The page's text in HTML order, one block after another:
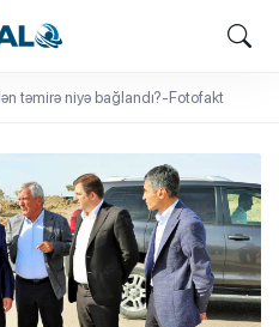
təmirə niyə bağlandı?-Fotofakt